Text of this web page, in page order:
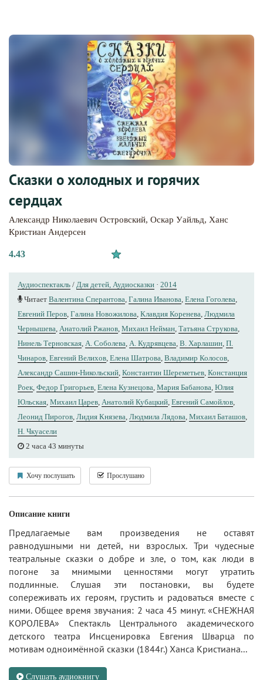
Сказки о холодных и горячих
сердцах
Александр Николаевич Островский, Оскар Уайльд, Ханс
Кристиан Андерсен
4.43
Аудиоспектакль / Для детей, Аудиосказки · 2014
Читает Валентина Сперантова, Галина Иванова, Елена Гоголева,
Евгений Перов, Галина Новожилова, Клавдия Коренева, Людмила
Чернышева, Анатолий Ржанов, Михаил Нейман, Татьяна Струкова,
Нинель Терновская, А. Соболева, А. Кудрявцева, В. Харлашин, П.
Чинаров, Евгений Велихов, Елена Шатрова, Владимир Колосов,
Александр Сашин-Никольский, Константин Шереметьев, Констанция
Роек, Федор Григорьев, Елена Кузнецова, Мария Бабанова, Юлия
Юльская, Михаил Царев, Анатолий Кубацкий, Евгений Самойлов,
Леонид Пирогов, Лидия Князева, Людмила Лядова, Михаил Баташов,
Н. Чкуасели
2 часа 43 минуты
Хочу послушать Прослушано
Описание книги
Предлагаемые вам произведения не оставят
равнодушными ни детей, ни взрослых. Три чудесные
театральные сказки о добре и зле, о том, как люди в
погоне за мнимыми ценностями могут утратить
подлинные. Слушая эти постановки, вы будете
сопереживать их героям, грустить и радоваться вместе с
ними. Общее время звучания: 2 часа 45 минут. «СНЕЖНАЯ
КОРОЛЕВА» Спектакль Центрального академического
детского театра Инсценировка Евгения Шварца по
мотивам одноимённой сказки (1844г.) Ханса Кристиана...
Слушать аудиокнигу